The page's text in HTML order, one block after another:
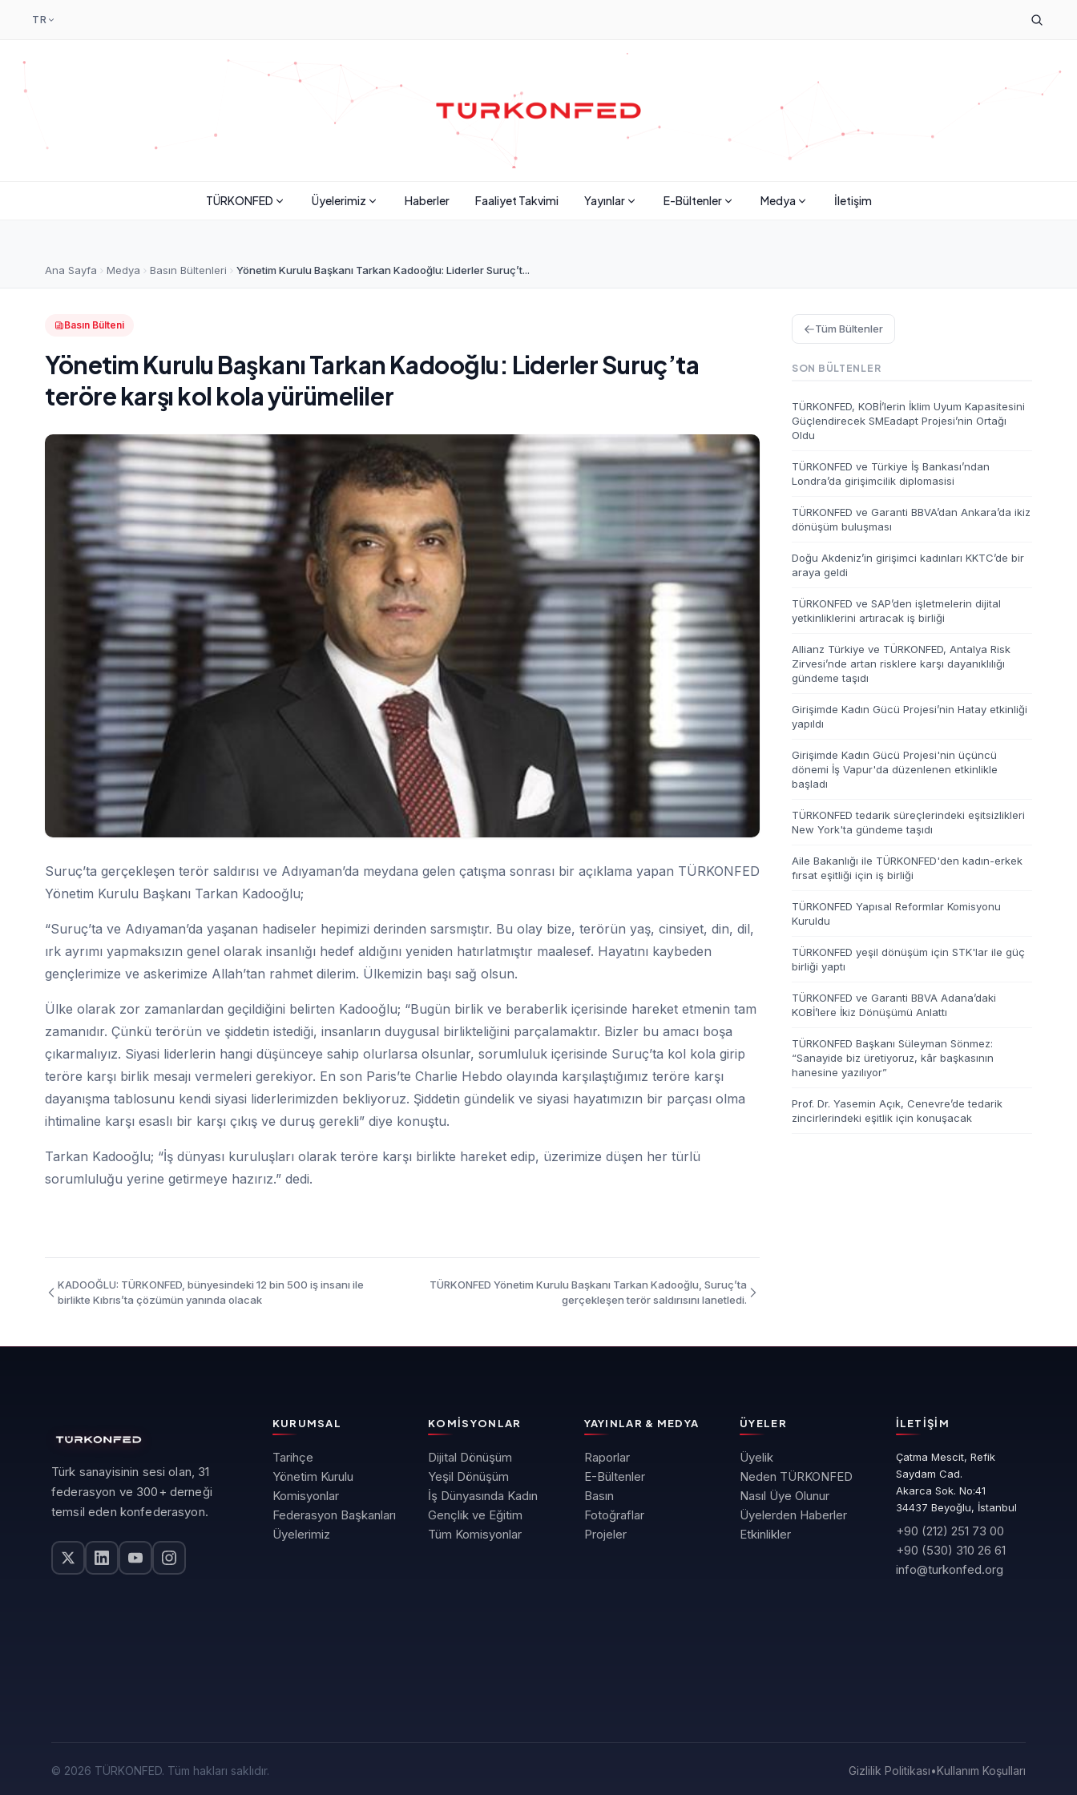
TR
TÜRKONFED Üyelerimiz Haberler Faaliyet Takvimi Yayınlar E-Bültenler Medya İletişim
Ana Sayfa Medya Basın Bültenleri Yönetim Kurulu Başkanı Tarkan Kadooğlu: Liderler Suruç’t...
Basın Bülteni
Yönetim Kurulu Başkanı Tarkan Kadooğlu: Liderler Suruç’ta
teröre karşı kol kola yürümeliler
Suruç’ta gerçekleşen terör saldırısı ve Adıyaman’da meydana gelen çatışma sonrası bir açıklama yapan TÜRKONFED
Yönetim Kurulu Başkanı Tarkan Kadooğlu;
“Suruç’ta ve Adıyaman’da yaşanan hadiseler hepimizi derinden sarsmıştır. Bu olay bize, terörün yaş, cinsiyet, din, dil,
ırk ayrımı yapmaksızın genel olarak insanlığı hedef aldığını yeniden hatırlatmıştır maalesef. Hayatını kaybeden
gençlerimize ve askerimize Allah’tan rahmet dilerim. Ülkemizin başı sağ olsun.
Ülke olarak zor zamanlardan geçildiğini belirten Kadooğlu; “Bugün birlik ve beraberlik içerisinde hareket etmenin tam
zamanıdır. Çünkü terörün ve şiddetin istediği, insanların duygusal birlikteliğini parçalamaktır. Bizler bu amacı boşa
çıkarmalıyız. Siyasi liderlerin hangi düşünceye sahip olurlarsa olsunlar, sorumluluk içerisinde Suruç’ta kol kola girip
teröre karşı birlik mesajı vermeleri gerekiyor. En son Paris’te Charlie Hebdo olayında karşılaştığımız teröre karşı
dayanışma tablosunu kendi siyasi liderlerimizden bekliyoruz. Şiddetin gündelik ve siyasi hayatımızın bir parçası olma
ihtimaline karşı esaslı bir karşı çıkış ve duruş gerekli” diye konuştu.
Tarkan Kadooğlu; “İş dünyası kuruluşları olarak teröre karşı birlikte hareket edip, üzerimize düşen her türlü
sorumluluğu yerine getirmeye hazırız.” dedi.
KADOOĞLU: TÜRKONFED, bünyesindeki 12 bin 500 iş insanı ile
birlikte Kıbrıs’ta çözümün yanında olacak
TÜRKONFED Yönetim Kurulu Başkanı Tarkan Kadooğlu, Suruç’ta
gerçekleşen terör saldırısını lanetledi.
Tüm Bültenler
SON BÜLTENLER
TÜRKONFED, KOBİ’lerin İklim Uyum Kapasitesini
Güçlendirecek SMEadapt Projesi’nin Ortağı
Oldu
TÜRKONFED ve Türkiye İş Bankası’ndan
Londra’da girişimcilik diplomasisi
TÜRKONFED ve Garanti BBVA’dan Ankara’da ikiz
dönüşüm buluşması
Doğu Akdeniz’in girişimci kadınları KKTC’de bir
araya geldi
TÜRKONFED ve SAP’den işletmelerin dijital
yetkinliklerini artıracak iş birliği
Allianz Türkiye ve TÜRKONFED, Antalya Risk
Zirvesi’nde artan risklere karşı dayanıklılığı
gündeme taşıdı
Girişimde Kadın Gücü Projesi’nin Hatay etkinliği
yapıldı
Girişimde Kadın Gücü Projesi'nin üçüncü
dönemi İş Vapur'da düzenlenen etkinlikle
başladı
TÜRKONFED tedarik süreçlerindeki eşitsizlikleri
New York'ta gündeme taşıdı
Aile Bakanlığı ile TÜRKONFED'den kadın-erkek
fırsat eşitliği için iş birliği
TÜRKONFED Yapısal Reformlar Komisyonu
Kuruldu
TÜRKONFED yeşil dönüşüm için STK'lar ile güç
birliği yaptı
TÜRKONFED ve Garanti BBVA Adana’daki
KOBİ’lere İkiz Dönüşümü Anlattı
TÜRKONFED Başkanı Süleyman Sönmez:
“Sanayide biz üretiyoruz, kâr başkasının
hanesine yazılıyor”
Prof. Dr. Yasemin Açık, Cenevre’de tedarik
zincirlerindeki eşitlik için konuşacak
Türk sanayisinin sesi olan, 31
federasyon ve 300+ derneği
temsil eden konfederasyon.
KURUMSAL
Tarihçe
Yönetim Kurulu
Komisyonlar
Federasyon Başkanları
Üyelerimiz
KOMISYONLAR
Dijital Dönüşüm
Yeşil Dönüşüm
İş Dünyasında Kadın
Gençlik ve Eğitim
Tüm Komisyonlar
YAYINLAR & MEDYA
Raporlar
E-Bültenler
Basın
Fotoğraflar
Projeler
ÜYELER
Üyelik
Neden TÜRKONFED
Nasıl Üye Olunur
Üyelerden Haberler
Etkinlikler
İLETIŞIM
Çatma Mescit, Refik
Saydam Cad.
Akarca Sok. No:41
34437 Beyoğlu, İstanbul
+90 (212) 251 73 00
+90 (530) 310 26 61
info@turkonfed.org
© 2026 TÜRKONFED. Tüm hakları saklıdır. Gizlilik Politikası•Kullanım Koşulları